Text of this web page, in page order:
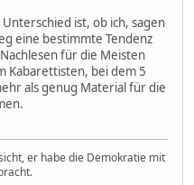
ist, ob ich, sagen
eine bestimmte Tendenz
für die Meisten
Kabarettisten, bei dem 5
als genug Material für die
er habe die Demokratie mit